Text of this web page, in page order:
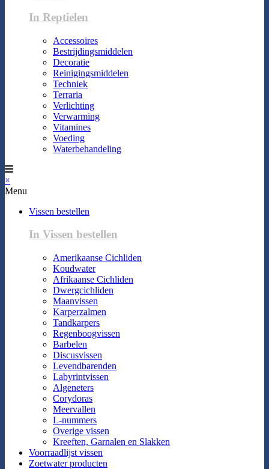
In Reptielen
Accessoires
Bestrijdingsmiddelen
Decoratie
Reinigingsmiddelen
Techniek
Terraria
Verlichting
Verwarming
Vitamines
Voeding
Waterbehandeling
×
Menu
Vissen bestellen
In Vissen bestellen
Amerikaanse Cichliden
Koudwater
Afrikaanse Cichliden
Dwergcichliden
Maanvissen
Karperzalmen
Tandkarpers
Regenboogvissen
Barbelen
Discusvissen
Levendbarenden
Labyrintvissen
Algeneters
Corydoras
Meervallen
L-nummers
Overige vissen
Kreeften, Garnalen en Slakken
Voorraadlijst vissen
Zoetwater producten